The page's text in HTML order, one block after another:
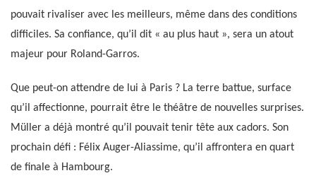
pouvait rivaliser avec les meilleurs, même dans des conditions
difficiles. Sa confiance, qu’il dit « au plus haut », sera un atout
majeur pour Roland-Garros.
Que peut-on attendre de lui à Paris ? La terre battue, surface
qu’il affectionne, pourrait être le théâtre de nouvelles surprises.
Müller a déjà montré qu’il pouvait tenir tête aux cadors. Son
prochain défi : Félix Auger-Aliassime, qu’il affrontera en quart
de finale à Hambourg.